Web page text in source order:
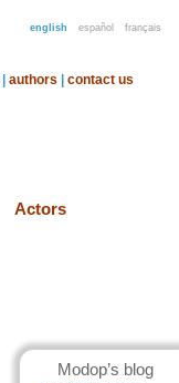
english español français
authors contact us
Actors
Modop’s blog